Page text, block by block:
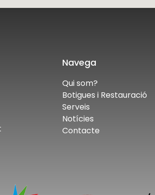
Navega
Qui som?
Botigues i Restauració
Serveis
Notícies
Contacte